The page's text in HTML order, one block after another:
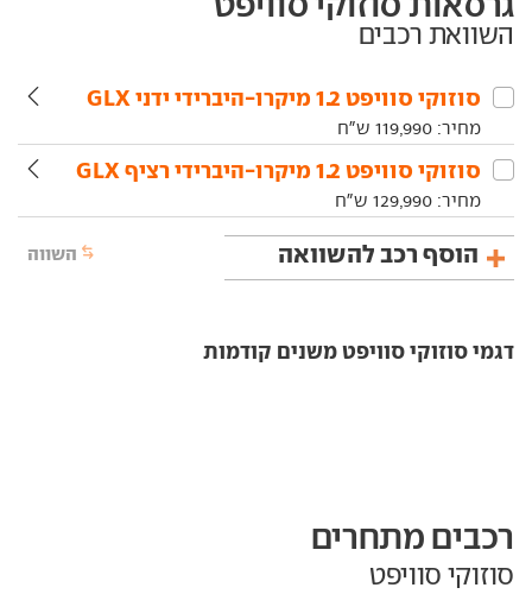
השוואת רכבים
סוזוקי‏ סוויפט‏ 1.2 מיקרו-היברידי ידני GLX
מחיר: 119,990 ש"ח
סוזוקי‏ סוויפט‏ 1.2 מיקרו-היברידי רציף GLX
מחיר: 129,990 ש"ח
הוסף רכב להשוואה השווה
דגמי סוזוקי סוויפט משנים קודמות
רכבים מתחרים
סוזוקי סוויפט